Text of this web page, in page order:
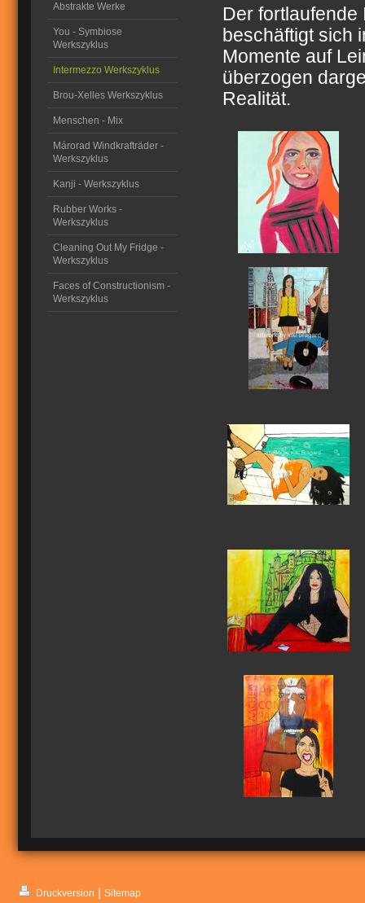
Abstrakte Werke
You - Symbiose
Werkszyklus
Intermezzo Werkszyklus
Brou-Xelles Werkszyklus
Menschen - Mix
Márorad Windkrafträder -
Werkszyklus
Kanji - Werkszyklus
Rubber Works -
Werkszyklus
Cleaning Out My Fridge -
Werkszyklus
Faces of Constructionism -
Werkszyklus
Der
beschäftigt sich
Momente auf
überzogen
Realität.
Druckversion | Sitemap